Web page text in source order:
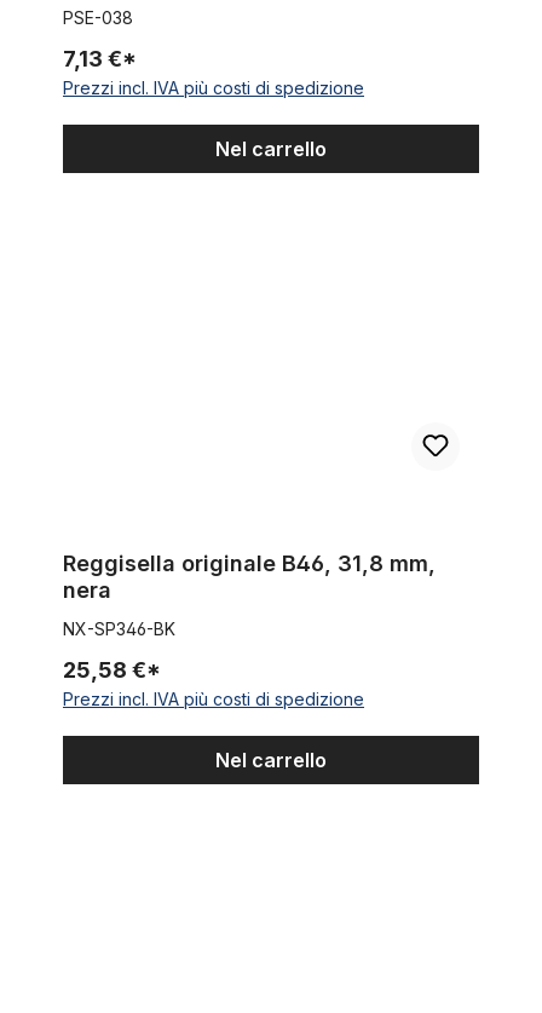
PSE-038
7,13 €*
Prezzi incl. IVA più costi di spedizione
Nel carrello
Reggisella originale B46, 31,8 mm,
nera
NX-SP346-BK
25,58 €*
Prezzi incl. IVA più costi di spedizione
Nel carrello